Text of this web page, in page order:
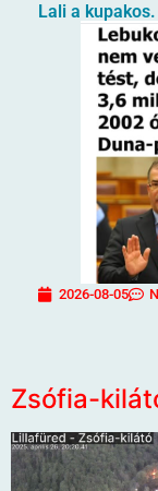
Lali a
2026-08-05
Zsófia-